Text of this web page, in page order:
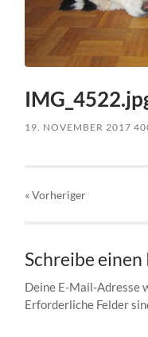
19. NOVEMBER 2017
« Vorheriger
Schreibe
Deine E-Mail-Adresse
Erforderliche Felder